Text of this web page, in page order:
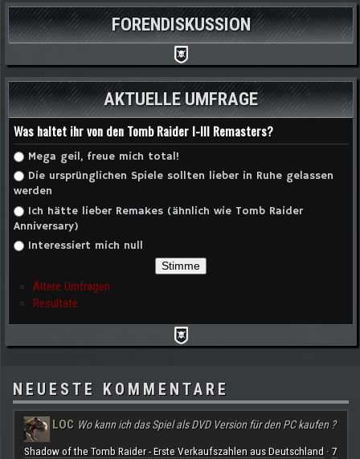
FORENDISKUSSION
AKTUELLE UMFRAGE
Was haltet ihr von den Tomb Raider I-III Remasters?
Auswahlmöglichkeiten
Mega geil, freue mich total!
Die ursprünglichen Spiele sollten lieber in Ruhe gelassen
werden
Ich hätte lieber Remakes (ähnlich wie Tomb Raider
Anniversary)
Interessiert mich null
Ältere Umfragen
Resultate
NEUESTE KOMMENTARE
LOC Wo kann ich das Spiel als DVD Version für den PC kaufen ?
Shadow of the Tomb Raider - Erste Verkaufszahlen aus Deutschland · 7